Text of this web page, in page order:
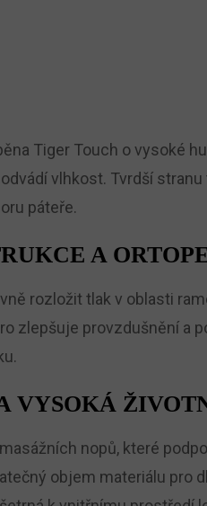
Tiger Touch o vysoké
vlhkost. Tvrdší
páteře.
A
rozložit tlak v oblasti
zlepšuje provzdušnění a
VYSOKÁ
nopů, které
objem materiálu pro